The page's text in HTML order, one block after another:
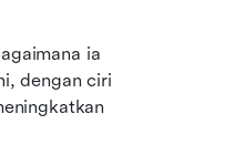
ia
dengan ciri